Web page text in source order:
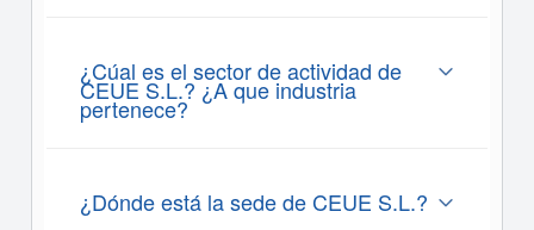
¿Cúal es el sector de actividad de
CEUE S.L.? ¿A que industria
pertenece?
¿Dónde está la sede de CEUE S.L.?